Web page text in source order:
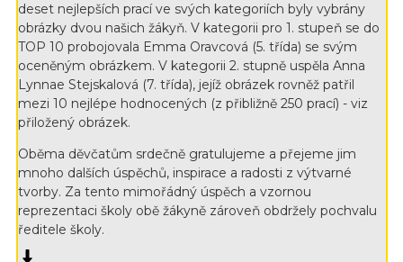
deset nejlepších prací ve svých kategoriích byly vybrány
obrázky dvou našich žákyň. V kategorii pro 1. stupeň se do
TOP 10 probojovala Emma Oravcová (5. třída) se svým
oceněným obrázkem. V kategorii 2. stupně uspěla Anna
Lynnae Stejskalová (7. třída), jejíž obrázek rovněž patřil
mezi 10 nejlépe hodnocených (z přibližně 250 prací) - viz
přiložený obrázek.
Oběma děvčatům srdečně gratulujeme a přejeme jim
mnoho dalších úspěchů, inspirace a radosti z výtvarné
tvorby. Za tento mimořádný úspěch a vzornou
reprezentaci školy obě žákyně zároveň obdržely pochvalu
ředitele školy.